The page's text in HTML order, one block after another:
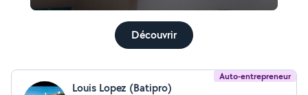
Découvrir
Auto-entrepreneur
Louis Lopez (Batipro)